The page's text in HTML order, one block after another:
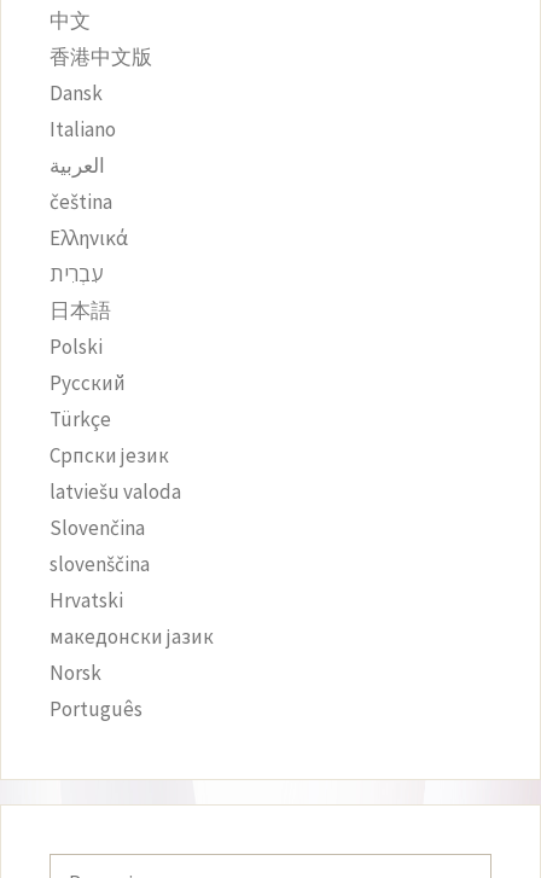
中文
香港中文版
Dansk
Italiano
العربية
čeština‎
Ελληνικά
עִבְרִית
日本語
Polski
Русский
Türkçe
Српски језик
latviešu valoda
Slovenčina
slovenščina
Hrvatski
македонски јазик
Norsk
Português